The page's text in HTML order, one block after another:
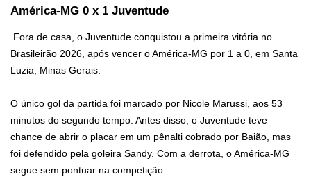
América-MG 0 x 1 Juventude
Fora de casa, o Juventude conquistou a primeira vitória no
Brasileirão 2026, após vencer o América-MG por 1 a 0, em Santa
Luzia, Minas Gerais.
O único gol da partida foi marcado por Nicole Marussi, aos 53
minutos do segundo tempo. Antes disso, o Juventude teve
chance de abrir o placar em um pênalti cobrado por Baião, mas
foi defendido pela goleira Sandy. Com a derrota, o América-MG
segue sem pontuar na competição.